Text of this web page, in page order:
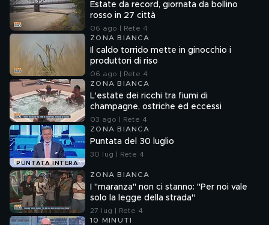
Estate da record, giornata da bollino
rosso in 27 città
06 ago | Rete 4
ZONA BIANCA
Il caldo torrido mette in ginocchio i
produttori di riso
06 ago | Rete 4
ZONA BIANCA
L'estate dei ricchi tra fiumi di
champagne, ostriche ed eccessi
03 ago | Rete 4
PUNTATA INTERA
ZONA BIANCA
Puntata del 30 luglio
30 lug | Rete 4
ZONA BIANCA
I "maranza" non ci stanno: "Per noi vale
solo la legge della strada"
27 lug | Rete 4
10 MINUTI